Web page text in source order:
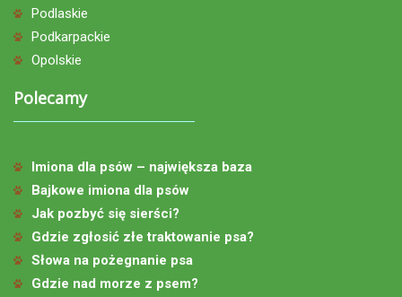
Podlaskie
Podkarpackie
Opolskie
Polecamy
Imiona dla psów – największa baza
Bajkowe imiona dla psów
Jak pozbyć się sierści?
Gdzie zgłosić złe traktowanie psa?
Słowa na pożegnanie psa
Gdzie nad morze z psem?